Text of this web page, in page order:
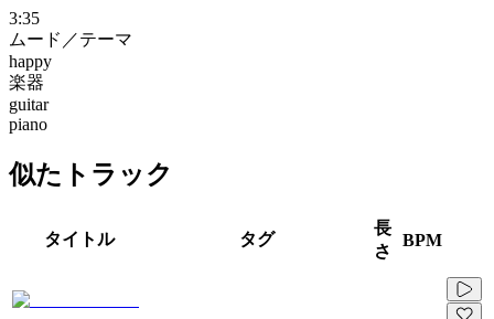
3:35
ムード／テーマ
happy
楽器
guitar
piano
似たトラック
タイトル タグ
長
さ
BPM